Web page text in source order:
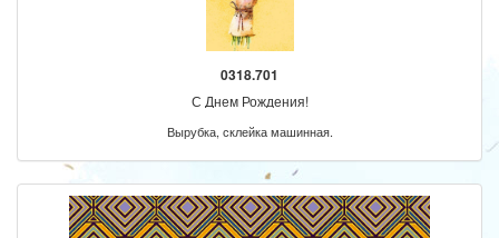
0318.701
С Днем Рождения!
Вырубка, склейка машинная.